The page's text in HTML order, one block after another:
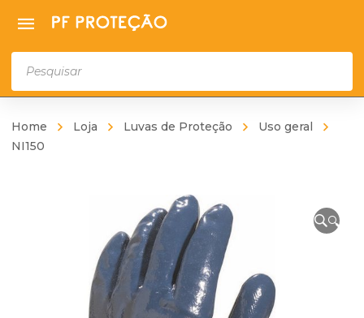
Home Loja Luvas de Proteção
Uso geral
NI150
🔍